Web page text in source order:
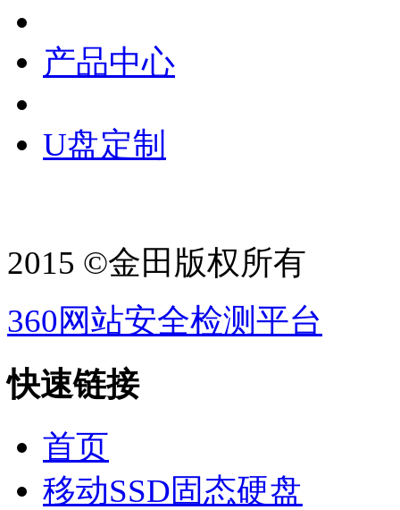
产品中心
U盘定制
2015 ©金田版权所有
360网站安全检测平台
快速链接
首页
移动SSD固态硬盘